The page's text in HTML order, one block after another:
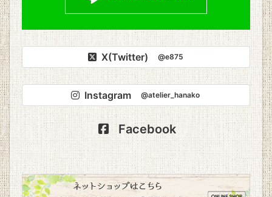
X(Twitter) @e875
Instagram @atelier_hanako
Facebook